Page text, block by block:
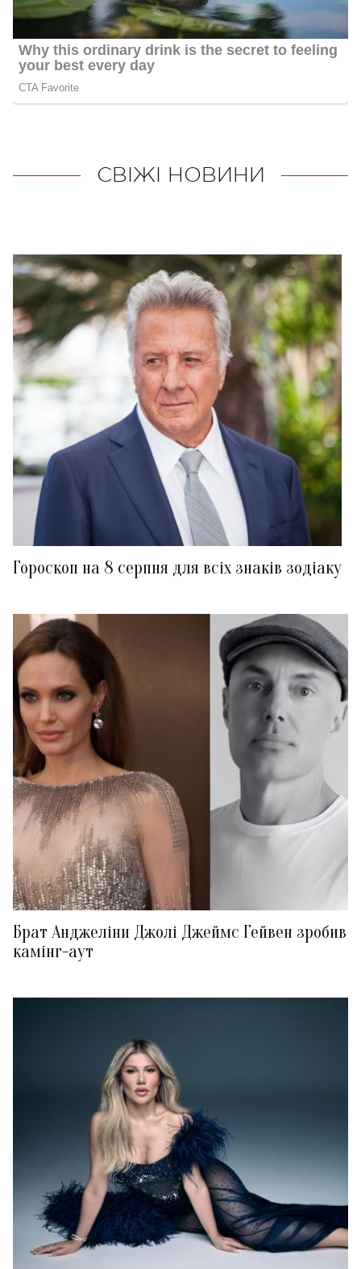
СВІЖІ НОВИНИ
Гороскоп на 8 серпня для всіх знаків зодіаку
Брат Анджеліни Джолі Джеймс Гейвен зробив
камінг-аут